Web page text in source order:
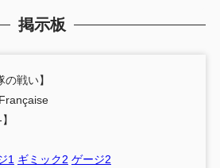
掲示板
の戦い】
1 ギミック2 ゲージ2